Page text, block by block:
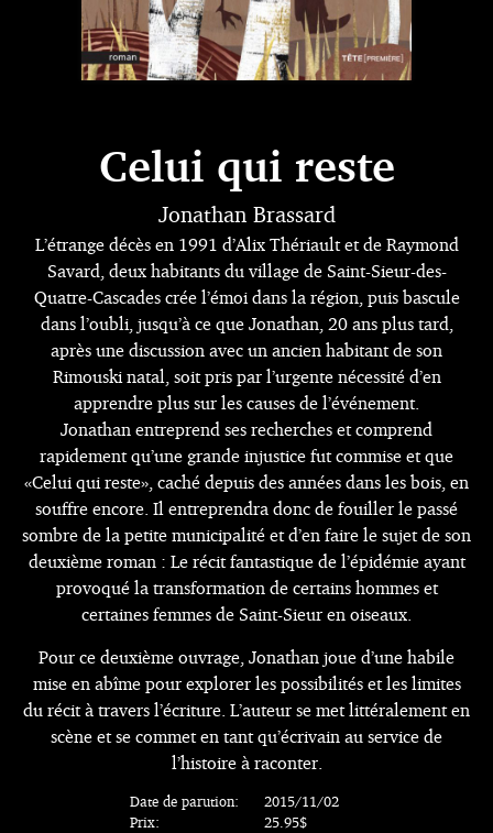
Celui qui reste
Jonathan Brassard
L’étrange décès en 1991 d’Alix Thériault et de Raymond
Savard, deux habitants du village de Saint-Sieur-des-
Quatre-Cascades crée l’émoi dans la région, puis bascule
dans l’oubli, jusqu’à ce que Jonathan, 20 ans plus tard,
après une discussion avec un ancien habitant de son
Rimouski natal, soit pris par l’urgente nécessité d’en
apprendre plus sur les causes de l’événement.
Jonathan entreprend ses recherches et comprend
rapidement qu’une grande injustice fut commise et que
«Celui qui reste», caché depuis des années dans les bois, en
souffre encore. Il entreprendra donc de fouiller le passé
sombre de la petite municipalité et d’en faire le sujet de son
deuxième roman : Le récit fantastique de l’épidémie ayant
provoqué la transformation de certains hommes et
certaines femmes de Saint-Sieur en oiseaux.
Pour ce deuxième ouvrage, Jonathan joue d’une habile
mise en abîme pour explorer les possibilités et les limites
du récit à travers l’écriture. L’auteur se met littéralement en
scène et se commet en tant qu’écrivain au service de
l’histoire à raconter.
Date de parution:
Prix:
2015/11/02
25.95$